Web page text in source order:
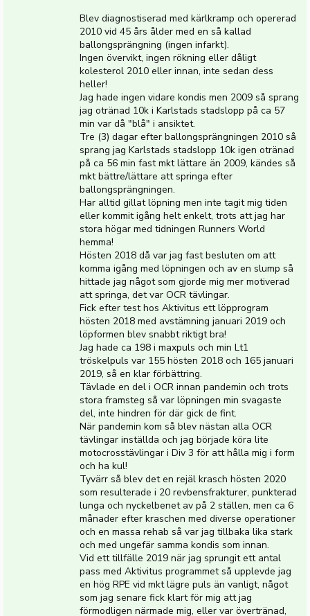
Blev diagnostiserad med kärlkramp och opererad
2010 vid 45 års ålder med en så kallad
ballongsprängning (ingen infarkt).
Ingen övervikt, ingen rökning eller dåligt
kolesterol 2010 eller innan, inte sedan dess
heller!
Jag hade ingen vidare kondis men 2009 så sprang
jag otränad 10k i Karlstads stadslopp på ca 57
min var då "blå" i ansiktet.
Tre (3) dagar efter ballongsprängningen 2010 så
sprang jag Karlstads stadslopp 10k igen otränad
på ca 56 min fast mkt lättare än 2009, kändes så
mkt bättre/lättare att springa efter
ballongsprängningen.
Har alltid gillat löpning men inte tagit mig tiden
eller kommit igång helt enkelt, trots att jag har
stora högar med tidningen Runners World
hemma!
Hösten 2018 då var jag fast besluten om att
komma igång med löpningen och av en slump så
hittade jag något som gjorde mig mer motiverad
att springa, det var OCR tävlingar.
Fick efter test hos Aktivitus ett löpprogram
hösten 2018 med avstämning januari 2019 och
löpformen blev snabbt riktigt bra!
Jag hade ca 198 i maxpuls och min Lt1
tröskelpuls var 155 hösten 2018 och 165 januari
2019, så en klar förbättring.
Tävlade en del i OCR innan pandemin och trots
stora framsteg så var löpningen min svagaste
del, inte hindren för där gick de fint.
När pandemin kom så blev nästan alla OCR
tävlingar inställda och jag började köra lite
motocrosstävlingar i Div 3 för att hålla mig i form
och ha kul!
Tyvärr så blev det en rejäl krasch hösten 2020
som resulterade i 20 revbensfrakturer, punkterad
lunga och nyckelbenet av på 2 ställen, men ca 6
månader efter kraschen med diverse operationer
och en massa rehab så var jag tillbaka lika stark
och med ungefär samma kondis som innan.
Vid ett tillfälle 2019 när jag sprungit ett antal
pass med Aktivitus programmet så upplevde jag
en hög RPE vid mkt lägre puls än vanligt, något
som jag senare fick klart för mig att jag
förmodligen närmade mig, eller var övertränad,